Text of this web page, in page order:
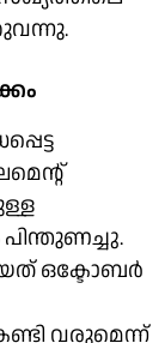
ഒക്ടോബർ
വരുമെന്ന്